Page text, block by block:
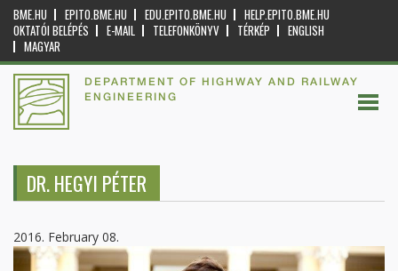
BME.HU EPITO.BME.HU EDU.EPITO.BME.HU
HELP.EPITO.BME.HU
OKTATÓI BELÉPÉS
E-MAIL TELEFONKÖNYV TÉRKÉP
ENGLISH
MAGYAR
DEPARTMENT OF HIGHWAY AND RAILWAY
ENGINEERING
DR. HEGYI PÉTER
2016. February 08.